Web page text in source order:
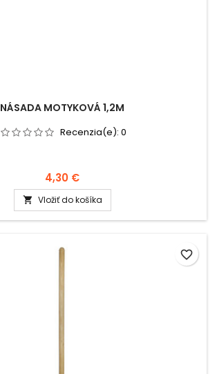
NÁSADA MOTYKOVÁ 1,2M
Recenzia(e): 0
4,30 €
 Vložiť do košíka
favorite_border